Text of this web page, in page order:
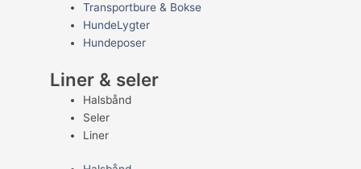
Transportbure & Bokse
HundeLygter
Hundeposer
Liner & seler
Halsbånd
Seler
Liner